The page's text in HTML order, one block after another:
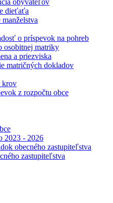
obyvateľov
dieťaťa
manželstva
o príspevok na pohreb
osobitnej matriky
a priezviska
matričných dokladov
krov
z rozpočtu obce
2023 - 2026
obecného zastupiteľstva
zastupiteľstva